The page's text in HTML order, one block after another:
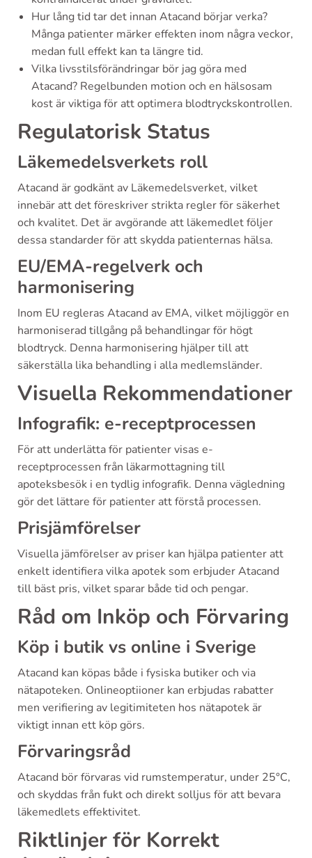
Hur lång tid tar det innan Atacand börjar verka?
Många patienter märker effekten inom några veckor,
medan full effekt kan ta längre tid.
Vilka livsstilsförändringar bör jag göra med
Atacand? Regelbunden motion och en hälsosam
kost är viktiga för att optimera blodtryckskontrollen.
Regulatorisk Status
Läkemedelsverkets roll
Atacand är godkänt av Läkemedelsverket, vilket
innebär att det föreskriver strikta regler för säkerhet
och kvalitet. Det är avgörande att läkemedlet följer
dessa standarder för att skydda patienternas hälsa.
EU/EMA-regelverk och
harmonisering
Inom EU regleras Atacand av EMA, vilket möjliggör en
harmoniserad tillgång på behandlingar för högt
blodtryck. Denna harmonisering hjälper till att
säkerställa lika behandling i alla medlemsländer.
Visuella Rekommendationer
Infografik: e-receptprocessen
För att underlätta för patienter visas e-
receptprocessen från läkarmottagning till
apoteksbesök i en tydlig infografik. Denna vägledning
gör det lättare för patienter att förstå processen.
Prisjämförelser
Visuella jämförelser av priser kan hjälpa patienter att
enkelt identifiera vilka apotek som erbjuder Atacand
till bäst pris, vilket sparar både tid och pengar.
Råd om Inköp och Förvaring
Köp i butik vs online i Sverige
Atacand kan köpas både i fysiska butiker och via
nätapoteken. Onlineoptiioner kan erbjudas rabatter
men verifiering av legitimiteten hos nätapotek är
viktigt innan ett köp görs.
Förvaringsråd
Atacand bör förvaras vid rumstemperatur, under 25°C,
och skyddas från fukt och direkt solljus för att bevara
läkemedlets effektivitet.
Riktlinjer för Korrekt